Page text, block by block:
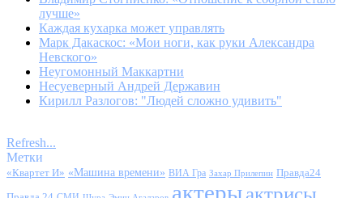
лучше»
Каждая кухарка может управлять
Марк Дакаскос: «Мои ноги, как руки Александра
Невского»
Неугомонный Маккартни
Несуеверный Андрей Державин
Кирилл Разлогов: "Людей сложно удивить"
Refresh...
Метки
«Квартет И» «Машина времени» ВИА Гра Захар Прилепин Правда24
актерыактрисы